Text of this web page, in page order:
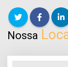
Nossa